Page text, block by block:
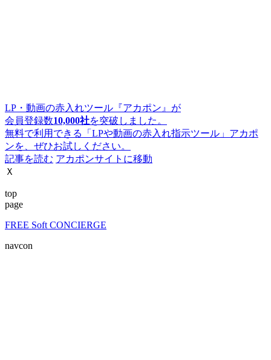
LP・動画の赤入れツール『アカポン』が
会員登録数10,000社を突破しました。
無料で利用できる「LPや動画の赤入れ指示ツール」アカポ
ンを、ぜひお試しください。
記事を読む アカポンサイトに移動
Ｘ
top
page
FREE Soft CONCIERGE
navcon